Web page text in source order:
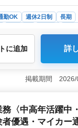
勤OK 週休2日制
長期
ト
大募集＞ 当事務所で
極的に募集しています
応募ください。経験豊
ー通勤が可能であり、
また、当事務所では残
に追加 詳
掲載期間 2026/
〈中高年活躍中
優遇・マイカー